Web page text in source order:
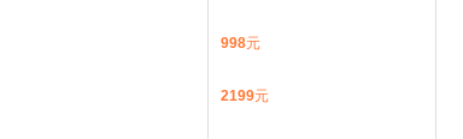
998元
2199元